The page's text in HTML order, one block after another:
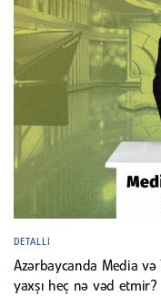
DETALLI
Azərbaycanda Media və
yaxşı heç nə vəd etmir?